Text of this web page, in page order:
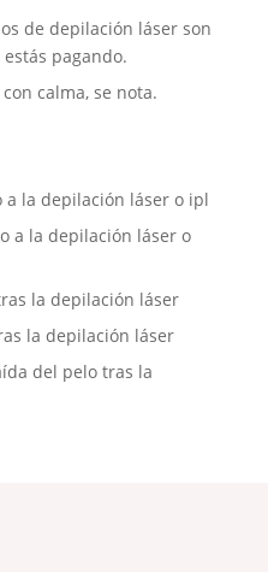
de depilación láser son
pagando.
calma, se nota.
a la depilación láser o ipl
a la depilación láser o
la depilación láser
la depilación láser
del pelo tras la